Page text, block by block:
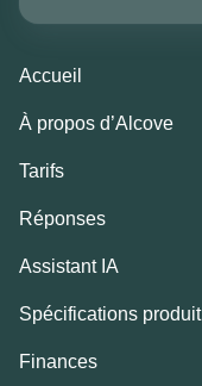
Accueil
À propos d’Alcove
Tarifs
Réponses
Assistant IA
Spécifications produit
Finances